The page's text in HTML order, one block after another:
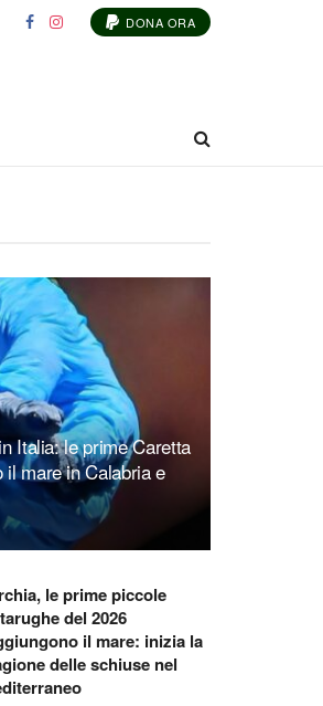
DONA ORA
Italia: le prime Caretta
il mare in Calabria e
le prime piccole
del 2026
il mare: inizia la
delle schiuse nel